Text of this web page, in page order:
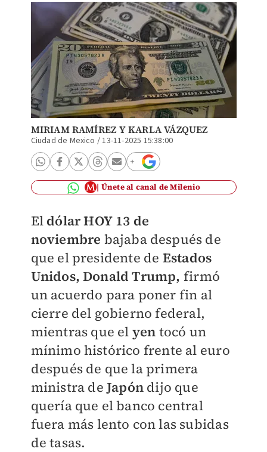
MIRIAM RAMÍREZ YKARLA VÁZQUEZ
Ciudad de Mexico /13-11-2025 15:38:00
Únete al canal de Milenio
El dólar HOY 13 de
noviembre bajaba después de
que el presidente de Estados
Unidos, Donald Trump, firmó
un acuerdo para poner fin al
cierre del gobierno federal,
mientras que el yen tocó un
mínimo histórico frente al euro
después de que la primera
ministra de Japón dijo que
quería que el banco central
fuera más lento con las subidas
de tasas.